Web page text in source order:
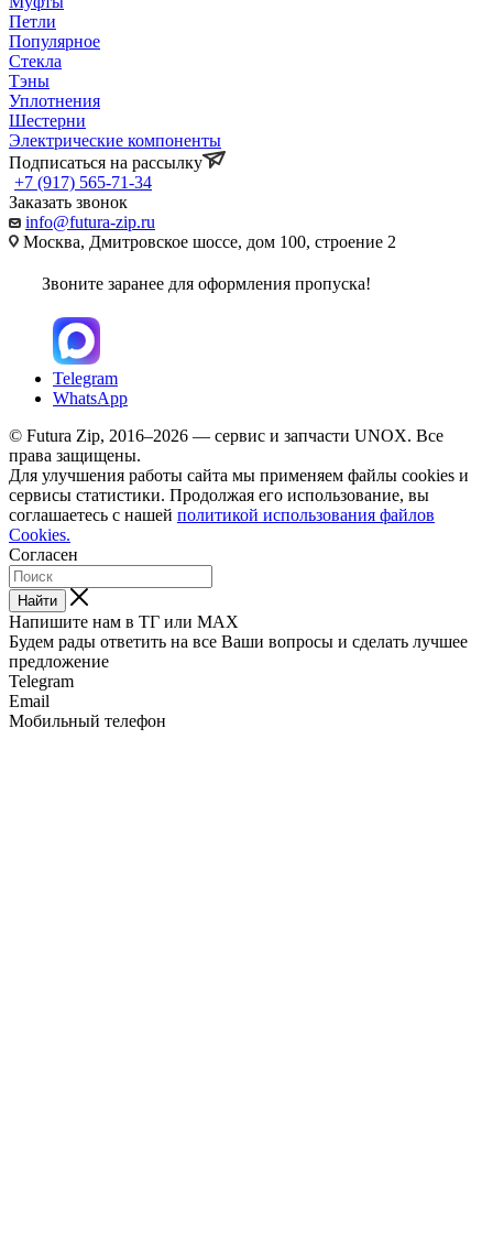
Петли
Популярное
Стекла
Тэны
Уплотнения
Шестерни
Электрические компоненты
Подписаться на рассылку
+7 (917) 565-71-34
Заказать звонок
info@futura-zip.ru
Москва, Дмитровское шоссе, дом 100, строение 2
Звоните заранее для оформления пропуска!
Telegram
WhatsApp
© Futura Zip, 2016–2026 — сервис и запчасти UNOX. Все
права защищены.
Для улучшения работы сайта мы применяем файлы cookies и
сервисы статистики. Продолжая его использование, вы
соглашаетесь с нашей политикой использования файлов
Cookies.
Согласен
Найти
Напишите нам в ТГ или MAX
Будем рады ответить на все Ваши вопросы и сделать лучшее
предложение
Telegram
Email
Мобильный телефон